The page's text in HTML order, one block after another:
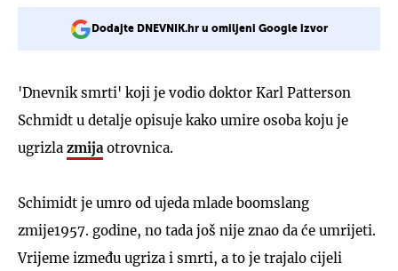
Dodajte DNEVNIK.hr u omiljeni Google izvor
'Dnevnik smrti' koji je vodio doktor Karl Patterson
Schmidt u detalje opisuje kako umire osoba koju je
ugrizla zmija otrovnica.
Schimidt je umro od ujeda mlade boomslang
zmije1957. godine, no tada još nije znao da će umrijeti.
Vrijeme između ugriza i smrti, a to je trajalo cijeli